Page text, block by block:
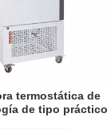
termostática de
de tipo práctico